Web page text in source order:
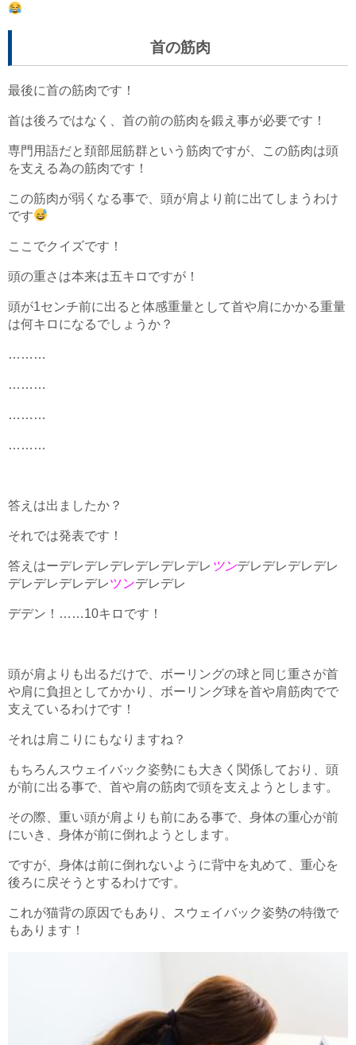
首の筋肉
最後に首の筋肉です！
首は後ろではなく、首の前の筋肉を鍛え事が必要です！
専門用語だと頚部屈筋群という筋肉ですが、この筋肉は頭
を支える為の筋肉です！
この筋肉が弱くなる事で、頭が肩より前に出てしまうわけ
です
ここでクイズです！
頭の重さは本来は五キロですが！
頭が1センチ前に出ると体感重量として首や肩にかかる重量
は何キロになるでしょうか？
………
………
………
………
答えは出ましたか？
それでは発表です！
答えはーデレデレデレデレデレデレ ツンデレデレデレデレ
デレデレデレデレツンデレデレ
デデン！……10キロです！
頭が肩よりも出るだけで、ボーリングの球と同じ重さが首
や肩に負担としてかかり、ボーリング球を首や肩筋肉でで
支えているわけです！
それは肩こりにもなりますね？
もちろんスウェイバック姿勢にも大きく関係しており、頭
が前に出る事で、首や肩の筋肉で頭を支えようとします。
その際、重い頭が肩よりも前にある事で、身体の重心が前
にいき、身体が前に倒れようとします。
ですが、身体は前に倒れないように背中を丸めて、重心を
後ろに戻そうとするわけです。
これが猫背の原因でもあり、スウェイバック姿勢の特徴で
もあります！